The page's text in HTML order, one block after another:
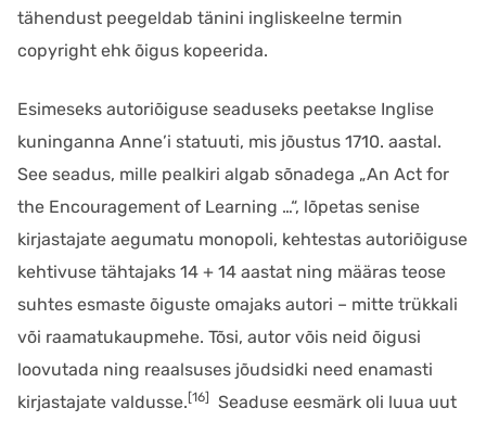
tähendust peegeldab tänini ingliskeelne termin
copyright ehk õigus kopeerida.
Esimeseks autoriõiguse seaduseks peetakse Inglise
kuninganna Anne’i statuuti, mis jõustus 1710. aastal.
See seadus, mille pealkiri algab sõnadega „An Act for
the Encouragement of Learning …“, lõpetas senise
kirjastajate aegumatu monopoli, kehtestas autoriõiguse
kehtivuse tähtajaks 14 + 14 aastat ning määras teose
suhtes esmaste õiguste omajaks autori – mitte trükkali
või raamatukaupmehe. Tõsi, autor võis neid õigusi
loovutada ning reaalsuses jõudsidki need enamasti
kirjastajate valdusse. [16] Seaduse eesmärk oli luua uut